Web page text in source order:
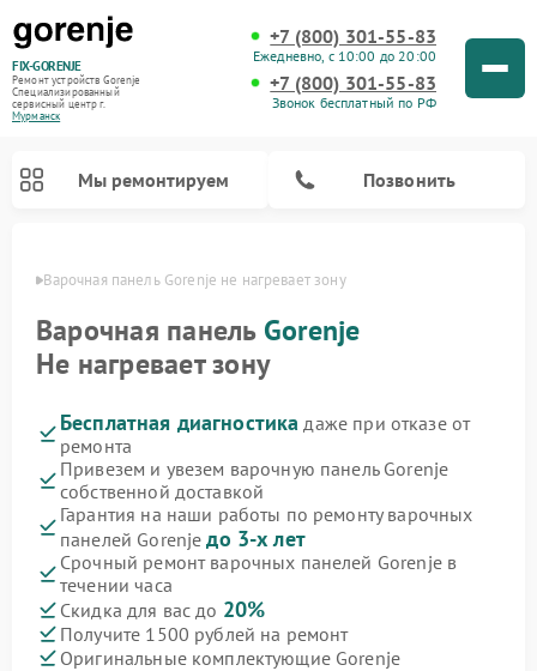
FIX-GORENJE
Ремонт устройств Gorenje
Специализированный
cервисный центр г.
Мурманск
+7 (800) 301-55-83
Ежедневно, с 10:00 до 20:00
+7 (800) 301-55-83
Звонок бесплатный по РФ
Мы ремонтируем Позвонить
Варочная панель Gorenje не нагревает зону
Варочная панель Gorenje
Не нагревает зону
Бесплатная диагностика даже при отказе от
ремонта
Привезем и увезем варочную панель Gorenje
собственной доставкой
Гарантия на наши работы по ремонту варочных
панелей Gorenjeдо 3-х лет
Срочный ремонт варочных панелей Gorenje в
течении часа
Скидка для вас до 20%
Получите 1500 рублей на ремонт
Оригинальные комплектующие Gorenje